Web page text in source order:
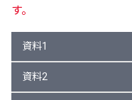
す。
資料1
資料2